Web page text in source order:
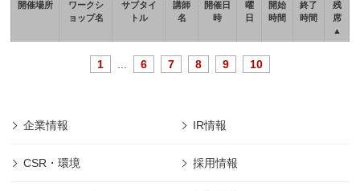
開催場所
ワークシ
ョップ名
サブタイ
トル
講師
名
開催日
時
曜
日
開始
時間
終了
時間
残
席
▲
1 6 7 8 9 10
企業情報 IR情報
CSR・環境 採用情報